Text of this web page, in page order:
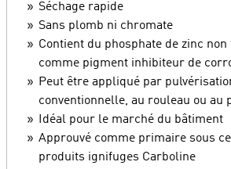
Séchage rapide
Sans plomb ni chromate
Contient du phosphate de zinc non
comme pigment inhibiteur de
Peut être appliqué par
conventionnelle, au rouleau ou au
Idéal pour le marché du bâtiment
Approuvé comme primaire sous
produits ignifuges Carboline